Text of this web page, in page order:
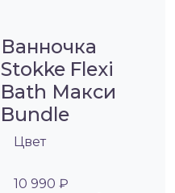
Ванночка
Stokke Flexi
Bath Макси
Bundle
Цвет
10 990 ₽